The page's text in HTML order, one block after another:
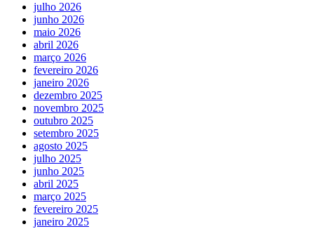
julho 2026
junho 2026
maio 2026
abril 2026
março 2026
fevereiro 2026
janeiro 2026
dezembro 2025
novembro 2025
outubro 2025
setembro 2025
agosto 2025
julho 2025
junho 2025
abril 2025
março 2025
fevereiro 2025
janeiro 2025